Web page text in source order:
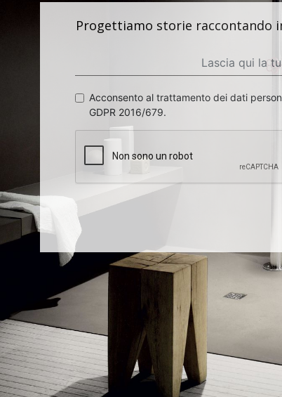
Progettiamo storie raccontando
Acconsento al trattamento dei dati
GDPR 2016/679.